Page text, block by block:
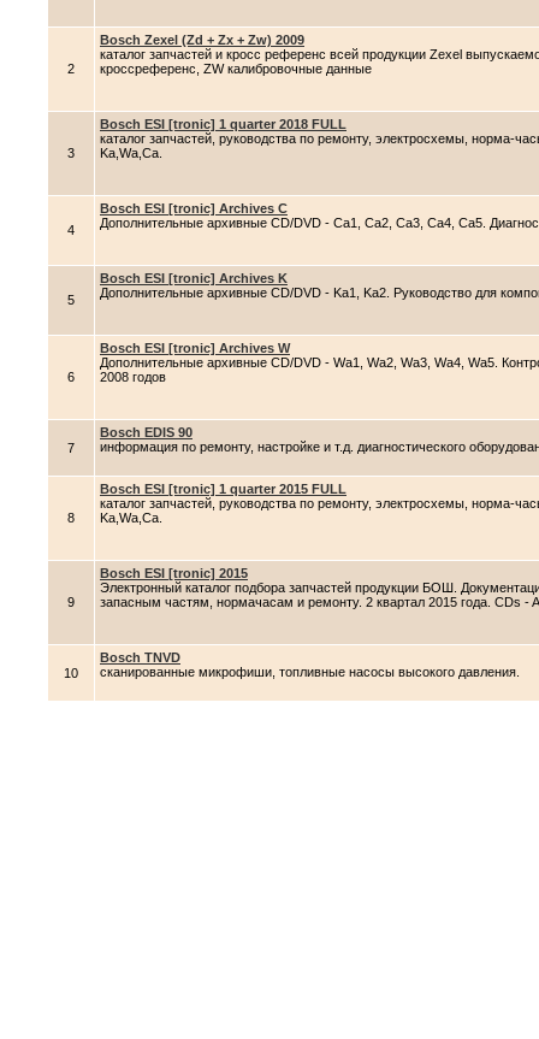
2
Bosch Zexel (Zd + Zx + Zw) 2009
каталог запчастей и кросс референс всей продукции Zexel
кроссреференс, ZW калибровочные данные
3
Bosch ESI [tronic] 1 quarter 2018 FULL
каталог запчастей, руководства по ремонту, электросхемы, норма-
Ka,Wa,Ca.
4
Bosch ESI [tronic] Archives С
Дополнительные архивные CD/DVD - Сa1, Сa2, Сa3, Сa4, Сa5.
5
Bosch ESI [tronic] Archives K
Дополнительные архивные CD/DVD - Ka1, Ka2. Руководство для
6
Bosch ESI [tronic] Archives W
Дополнительные архивные CD/DVD - Wa1, Wa2, Wa3, Wa4, Wa5.
2008 годов
7
Bosch EDIS 90
информация по ремонту, настройке и т.д. диагностического
8
Bosch ESI [tronic] 1 quarter 2015 FULL
каталог запчастей, руководства по ремонту, электросхемы, норма-
Ka,Wa,Ca.
9
Bosch ESI [tronic] 2015
Электронный каталог подбора запчастей продукции БОШ.
запасным частям, нормачасам и ремонту. 2 квартал 2015 года. CDs -
10
Bosch TNVD
сканированные микрофиши, топливные насосы высокого давления.